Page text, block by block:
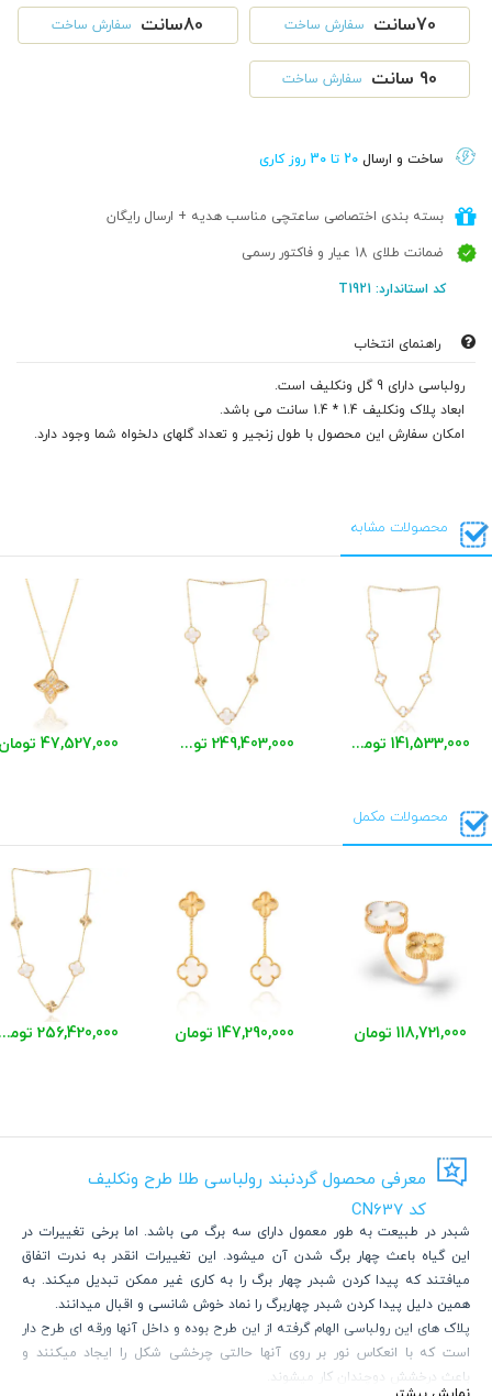
70سانت سفارش ساخت 80سانت سفارش ساخت
90 سانت سفارش ساخت
ساخت و ارسال 20 تا 30 روز کاری
بسته بندی اختصاصی ساعتچی مناسب هدیه + ارسال رایگان
ضمانت طلای 18 عیار و فاکتور رسمی
کد استاندارد: T1921
راهنمای انتخاب
رولباسی دارای 9 گل ونکلیف است.
ابعاد پلاک ونکلیف 1.4 * 1.4 سانت می باشد.
امکان سفارش این محصول با طول زنجیر و تعداد گلهای دلخواه شما وجود دارد.
محصولات مشابه
141,533,000 تومان 249,403,000 تومان 47,527,000 تومان
محصولات مکمل
118,721,000 تومان 147,290,000 تومان
معرفی محصول گردنبند رولباسی طلا طرح ونکلیف
کد CN637
شبدر در طبیعت به طور معمول دارای سه برگ می باشد. اما برخی تغییرات در
این گیاه باعث چهار برگ شدن آن میشود. این تغییرات انقدر به ندرت اتفاق
میافتند که پیدا کردن شبدر چهار برگ را به کاری غیر ممکن تبدیل میکند. به
همین دلیل پیدا کردن شبدر چهاربرگ را نماد خوش شانسی و اقبال میدانند.
پلاک های این رولباسی الهام گرفته از این طرح بوده و داخل آنها ورقه ای طرح دار
است که با انعکاس نور بر روی آنها حالتی چرخشی شکل را ایجاد میکنند و
باعث درخشش دوچندان کار میشوند.